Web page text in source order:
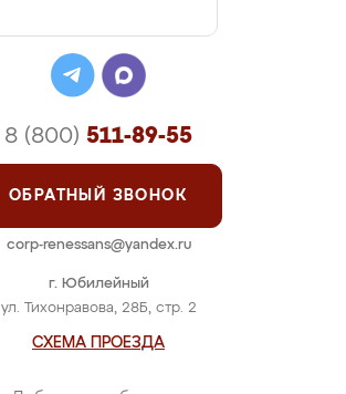
г. Юбилейный
ул. Тихонравова, 28Б, стр. 2
СХЕМА ПРОЕЗДА
8 (800) 511-89-55
ОБРАТНЫЙ ЗВОНОК
corp-renessans@yandex.ru